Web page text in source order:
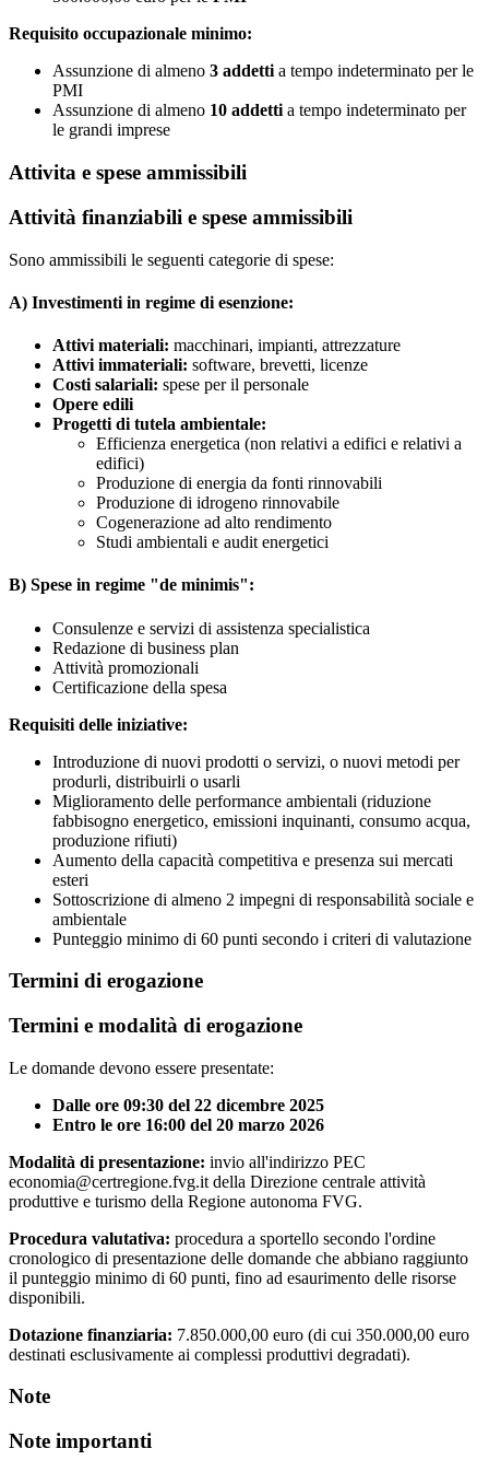
Requisito occupazionale minimo:
Assunzione di almeno 3 addetti a tempo indeterminato per le
PMI
Assunzione di almeno 10 addetti a tempo indeterminato per
le grandi imprese
Attivita e spese ammissibili
Attività finanziabili e spese ammissibili
Sono ammissibili le seguenti categorie di spese:
A) Investimenti in regime di esenzione:
Attivi materiali: macchinari, impianti, attrezzature
Attivi immateriali: software, brevetti, licenze
Costi salariali: spese per il personale
Opere edili
Progetti di tutela ambientale:
Efficienza energetica (non relativi a edifici e relativi a
edifici)
Produzione di energia da fonti rinnovabili
Produzione di idrogeno rinnovabile
Cogenerazione ad alto rendimento
Studi ambientali e audit energetici
B) Spese in regime "de minimis":
Consulenze e servizi di assistenza specialistica
Redazione di business plan
Attività promozionali
Certificazione della spesa
Requisiti delle iniziative:
Introduzione di nuovi prodotti o servizi, o nuovi metodi per
produrli, distribuirli o usarli
Miglioramento delle performance ambientali (riduzione
fabbisogno energetico, emissioni inquinanti, consumo acqua,
produzione rifiuti)
Aumento della capacità competitiva e presenza sui mercati
esteri
Sottoscrizione di almeno 2 impegni di responsabilità sociale e
ambientale
Punteggio minimo di 60 punti secondo i criteri di valutazione
Termini di erogazione
Termini e modalità di erogazione
Le domande devono essere presentate:
Dalle ore 09:30 del 22 dicembre 2025
Entro le ore 16:00 del 20 marzo 2026
Modalità di presentazione: invio all'indirizzo PEC
economia@certregione.fvg.it della Direzione centrale attività
produttive e turismo della Regione autonoma FVG.
Procedura valutativa: procedura a sportello secondo l'ordine
cronologico di presentazione delle domande che abbiano raggiunto
il punteggio minimo di 60 punti, fino ad esaurimento delle risorse
disponibili.
Dotazione finanziaria: 7.850.000,00 euro (di cui 350.000,00 euro
destinati esclusivamente ai complessi produttivi degradati).
Note
Note importanti